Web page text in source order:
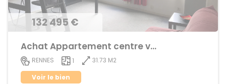
132 495 €
Achat Appartement centre ville
RENNES 1
31.73 M2
Voir le bien